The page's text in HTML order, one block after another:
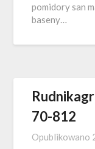
pomidory san
baseny…
70-812
Opublikowano